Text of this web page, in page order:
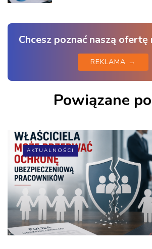
Chcesz poznać naszą
REKLAMA →
Powiązane
AKTUALNOŚCI